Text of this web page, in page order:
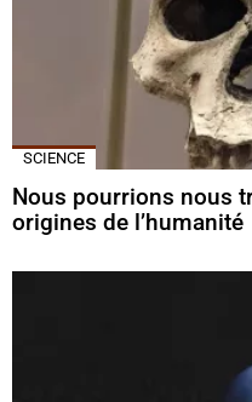
SCIENCE
Nous pourrions nous
origines de l’humanité